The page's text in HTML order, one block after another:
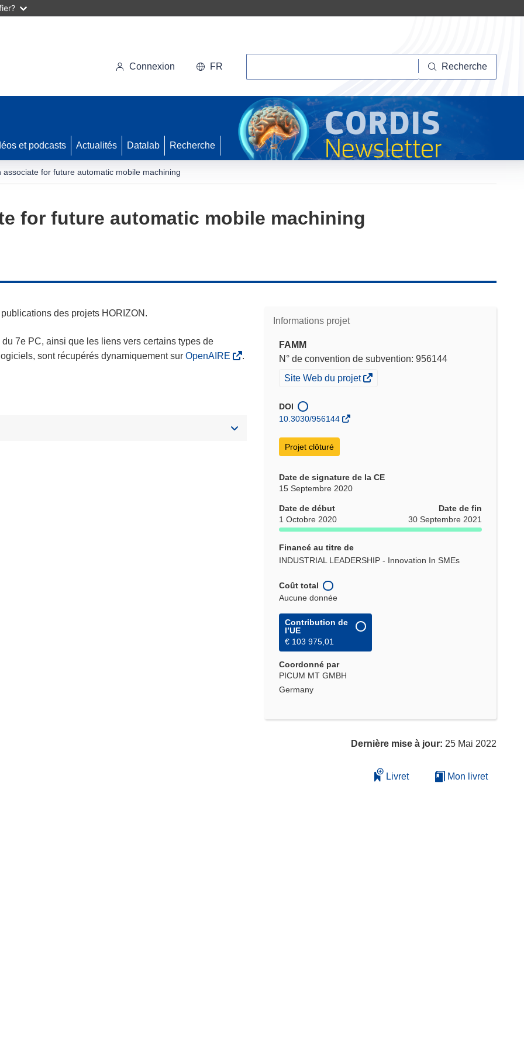
Connexion FR Recherche
et podcasts Actualités Datalab Recherche
associate for future automatic mobile machining
for future automatic mobile machining
Informations projet
FAMM
N° de convention de subvention: 956144
(s’ouvre
nouvelle
fenêtre)
Site Web du projet
DOI
10.3030/956144
Projet clôturé
Date de signature de la CE
15 Septembre 2020
Date de début
1 Octobre 2020
Date de fin
30 Septembre 2021
Financé au titre de
INDUSTRIAL LEADERSHIP - Innovation In SMEs
Coût total
Aucune donnée
Contribution de
l’UE
€ 103 975,01
Coordonné par
PICUM MT GMBH
Germany
des projets HORIZON.
7e PC, ainsi que les liens vers certains types de
sont récupérés dynamiquement sur OpenAIRE .
Dernière mise à jour: 25 Mai 2022
Livret Mon livret